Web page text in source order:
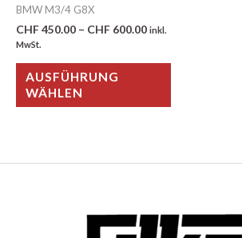
BMW M3/4 G8X
CHF450.00 – CHF 600.00 inkl.
MwSt.
AUSFÜHRUNG
WÄHLEN